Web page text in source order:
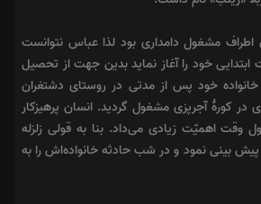
اطراف مشغول دامداری بود لذا عباس نتوانست
خود را آغاز نماید بدین جهت از تحصیل
خانواده خود پس از مدتی در روستای دشتغران
کورهٔ آجرپزی مشغول گردید. انسان پرهیزکار
وقت اهمیّت زیادی می‌داد. بنا به قولی زلزله
پیش بینی نمود و در شب حادثه خانواده‌اش را به